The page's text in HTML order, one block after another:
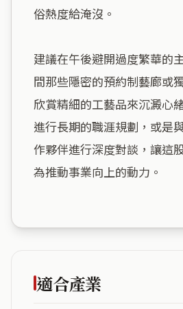
俗熱度給淹沒。
建議在午後避開過度繁華的
間那些隱密的預約制藝廊或
欣賞精細的工藝品來沉澱心
進行長期的職涯規劃，或是
作夥伴進行深度對談，讓這
為推動事業向上的動力。
適合產業